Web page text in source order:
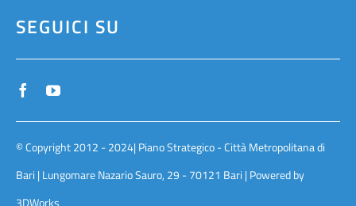
SEGUICI SU
© Copyright 2012 - 2024| Piano Strategico - Città Metropolitana di
Bari | Lungomare Nazario Sauro, 29 - 70121 Bari | Powered by
3DWorks